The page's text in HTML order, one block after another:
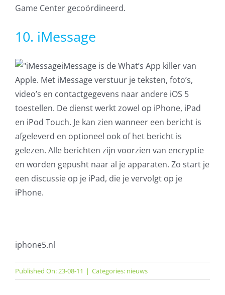
Game Center gecoördineerd.
10. iMessage
iMessage is de What’s App killer van
Apple. Met iMessage verstuur je teksten, foto’s,
video’s en contactgegevens naar andere iOS 5
toestellen. De dienst werkt zowel op iPhone, iPad
en iPod Touch. Je kan zien wanneer een bericht is
afgeleverd en optioneel ook of het bericht is
gelezen. Alle berichten zijn voorzien van encryptie
en worden gepusht naar al je apparaten. Zo start je
een discussie op je iPad, die je vervolgt op je
iPhone.
iphone5.nl
Published On: 23-08-11 | Categories: nieuws